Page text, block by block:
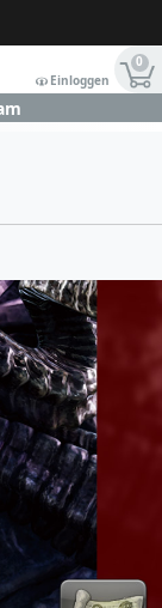
Einloggen
0